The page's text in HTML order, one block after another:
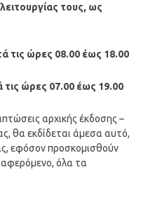
τους, ως
τις ώρες 08.00 έως 18.00
τις ώρες 07.00 έως 19.00
αρχικής έκδοσης –
θα εκδίδεται άμεσα αυτό,
εφόσον προσκομισθούν
όλα τα